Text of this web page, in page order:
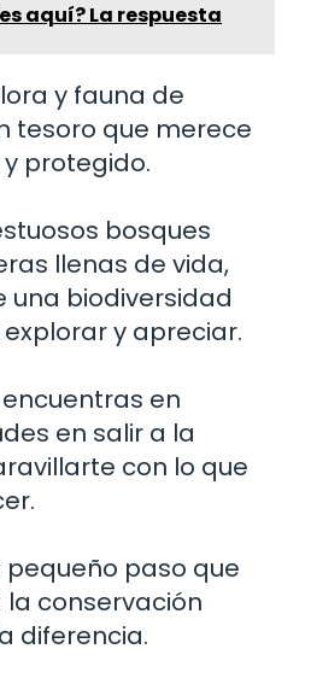
aquí? La respuesta
y fauna de
tesoro que merece
protegido.
bosques
llenas de vida,
una biodiversidad
y apreciar.
en
en salir a la
con lo que
pequeño paso que
conservación
diferencia.